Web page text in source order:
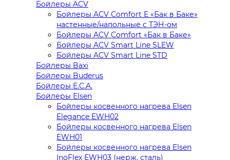
Бойлеры ACV
Бойлеры ACV Comfort E «Бак в Баке»
настенные/напольные c ТЭН-ом
Бойлеры ACV Comfort «Бак в Баке»
Бойлеры ACV Smart Line SLEW
Бойлеры ACV Smart Line STD
Бойлеры Baxi
Бойлеры Buderus
Бойлеры E.C.A.
Бойлеры Elsen
Бойлеры косвенного нагрева Elsen
Elegance EWH02
Бойлеры косвенного нагрева Elsen
EWH01
Бойлеры косвенного нагрева Elsen
InoFlex EWH03 (нерж. сталь)